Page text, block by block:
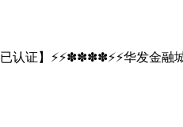
认证】⚡⚡✽✽✽✽⚡⚡华发金融